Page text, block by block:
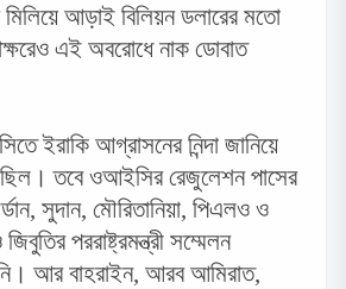
আড়াই বিলিয়ন ডলারের মতো
এই অবরোধে নাক ডোবাত
ইরাকি আগ্রাসনের নিন্দা জানিয়ে
তবে ওআইসির রেজুলেশন পাসের
, সুদান, মৌরিতানিয়া, পিএলও ও
পররাষ্ট্রমন্ত্রী সম্মেলন
আর বাহরাইন, আরব আমিরাত,